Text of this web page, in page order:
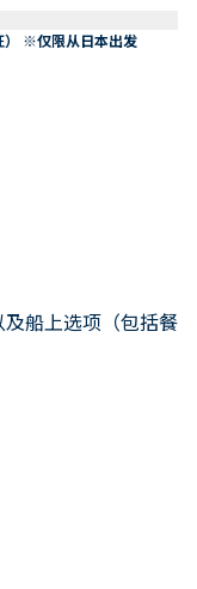
） ※仅限从日本出发
船上选项（包括餐